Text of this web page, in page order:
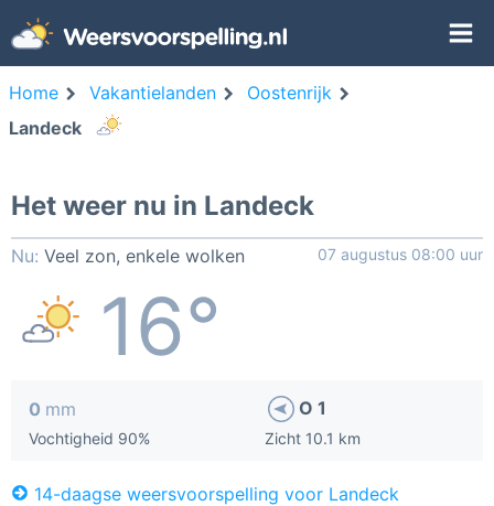
Home Vakantielanden
Oostenrijk
Landeck
Het weer nu in Landeck
Nu: Veel zon, enkele wolken 07 augustus 08:00 uur
16°
0 mm
Vochtigheid 90%
O 1
Zicht 10.1 km
14-daagse weersvoorspelling voor Landeck